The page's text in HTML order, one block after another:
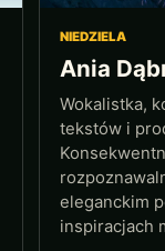
NIEDZIELA
Ania
Wokalistka,
tekstów i
eleganckim
inspiracjach